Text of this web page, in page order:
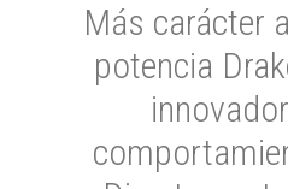
Más carácter
potencia